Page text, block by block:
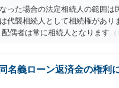
った場合の法定相続人の範囲は
代襲相続人として相続権があり
偶者は常に相続人となります
まり、孫５人に加えて「おじ又
ります。
名義ローン返済金の権利